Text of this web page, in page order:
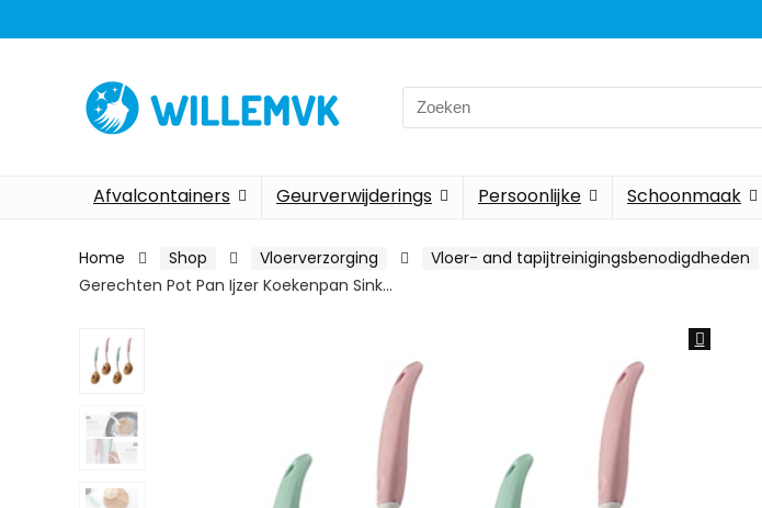
Search
for:
Afvalcontainers Geurverwijderings Persoonlijke Schoonmaak
Home Shop Vloerverzorging Vloer- and tapijtreinigingsbenodigdheden
Gerechten Pot Pan Ijzer Koekenpan Sink…